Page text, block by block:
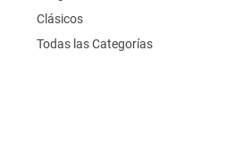
Clásicos
Todas las Categorías